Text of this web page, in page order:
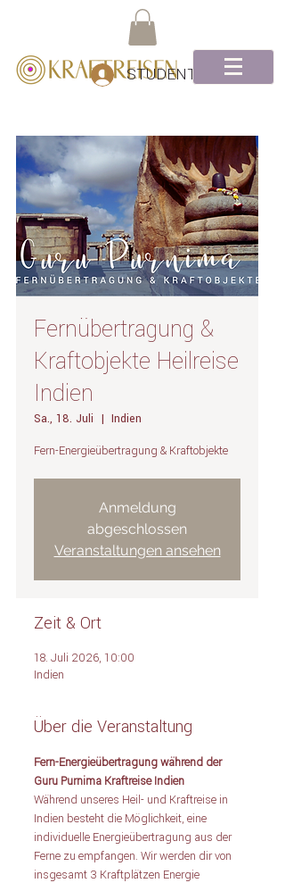
STUDENTEN Log-In
Fernübertragung &
Kraftobjekte Heilreise
Indien
Sa., 18. Juli
  |
Indien
Fern-Energieübertragung & Kraftobjekte
Anmeldung
abgeschlossen
Veranstaltungen ansehen
Zeit & Ort
18. Juli 2026, 10:00
Indien
Über die Veranstaltung
Fern-Energieübertragung während der
Guru Purnima Kraftreise Indien
Während unseres Heil- und Kraftreise in
Indien besteht die Möglichkeit, eine
individuelle Energieübertragung aus der
Ferne zu empfangen. Wir werden dir von
insgesamt 3 Kraftplätzen Energie